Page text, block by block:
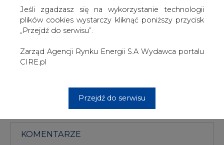
Jeśli zgadzasz się na wykorzystanie technologii
plików cookies wystarczy kliknąć poniższy przycisk
„Przejdź do serwisu”.
Zarząd Agencji Rynku Energii S.A Wydawca portalu
CIRE.pl
Przejdź do serwisu
zrzutu do zbiorników wodnych lub rzek.
#Centrum prasowe
informacje
szkoleń treningowych LLM.
KOMENTARZE